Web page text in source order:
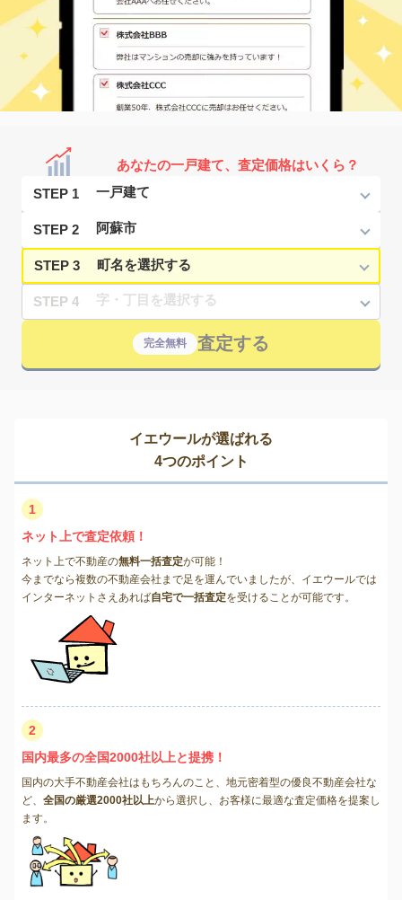
あなたの一戸建て、査定価格はいくら？
STEP 1
STEP 2
STEP 3
STEP 4
完全無料 査定する
イエウールが選ばれる
4つのポイント
1
ネット上で査定依頼！
ネット上で不動産の無料一括査定が可能！
今までなら複数の不動産会社まで足を運んでいましたが、イエウールでは
インターネットさえあれば自宅で一括査定を受けることが可能です。
2
国内最多の全国2000社以上と提携！
国内の大手不動産会社はもちろんのこと、地元密着型の優良不動産会社な
ど、 全国の厳選2000社以上から選択し、お客様に最適な査定価格を提案し
ます。